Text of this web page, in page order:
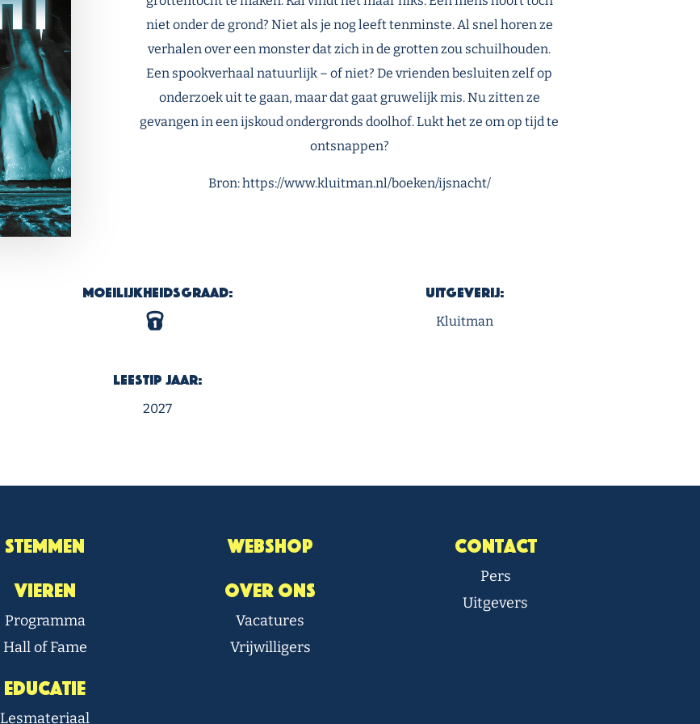
niet onder de grond? Niet als je nog leeft tenminste. Al snel horen ze
verhalen over een monster dat zich in de grotten zou schuilhouden.
Een spookverhaal natuurlijk – of niet? De vrienden besluiten zelf op
onderzoek uit te gaan, maar dat gaat gruwelijk mis. Nu zitten ze
gevangen in een ijskoud ondergronds doolhof. Lukt het ze om op tijd te
ontsnappen?
Bron: https://www.kluitman.nl/boeken/ijsnacht/
Moeilijkheidsgraad: Uitgeverij:
Kluitman
Leestip Jaar:
2027
Stemmen
Vieren
Programma
Hall of Fame
Educatie
Lesmateriaal
Webshop
Over Ons
Vacatures
Vrijwilligers
Contact
Pers
Uitgevers